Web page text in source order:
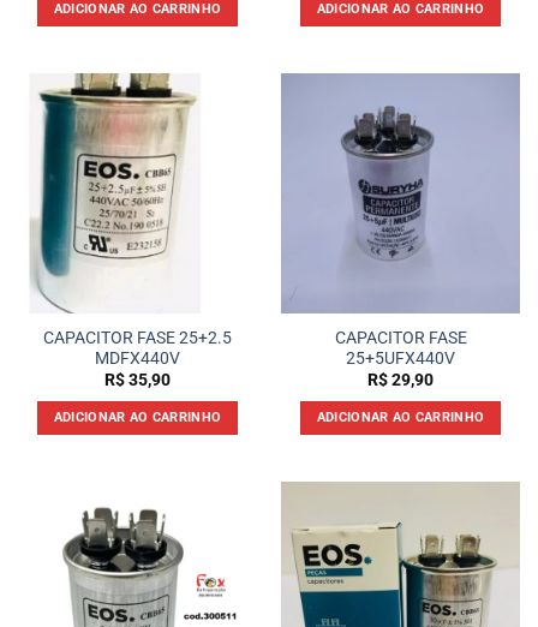
ADICIONAR AO CARRINHO ADICIONAR AO CARRINHO
CAPACITOR FASE 25+2.5
MDFX440V
R$35,90
ADICIONAR AO CARRINHO
CAPACITOR FASE
25+5UFX440V
R$29,90
ADICIONAR AO CARRINHO